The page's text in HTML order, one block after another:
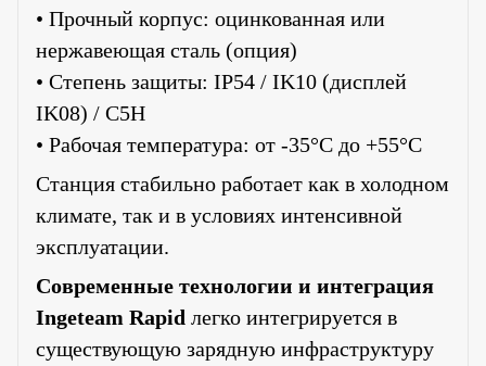
• Прочный корпус: оцинкованная или
нержавеющая сталь (опция)
• Степень защиты: IP54 / IK10 (дисплей
IK08) / C5H
• Рабочая температура: от -35°C до +55°C
Станция стабильно работает как в холодном
климате, так и в условиях интенсивной
эксплуатации.
Современные технологии и интеграция
Ingeteam Rapid легко интегрируется в
существующую зарядную инфраструктуру